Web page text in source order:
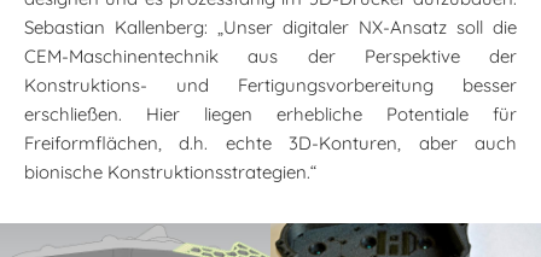
Sebastian Kallenberg: „Unser digitaler NX-Ansatz soll die
CEM-Maschinentechnik aus der Perspektive der
Konstruktions- und Fertigungsvorbereitung besser
erschließen. Hier liegen erhebliche Potentiale für
Freiformflächen, d.h. echte 3D-Konturen, aber auch
bionische Konstruktionsstrategien.“